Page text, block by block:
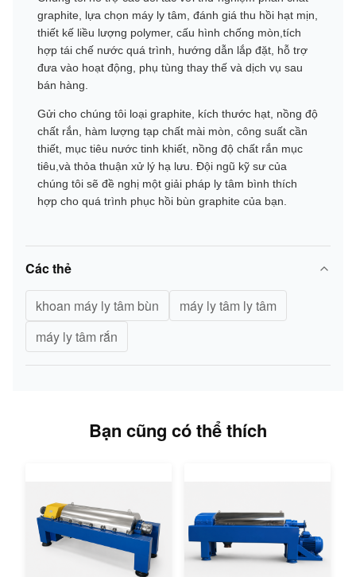
graphite, lựa chọn máy ly tâm, đánh giá thu hồi hạt mịn,
thiết kế liều lượng polymer, cấu hình chống mòn,tích
hợp tái chế nước quá trình, hướng dẫn lắp đặt, hỗ trợ
đưa vào hoạt động, phụ tùng thay thế và dịch vụ sau
bán hàng.
Gửi cho chúng tôi loại graphite, kích thước hạt, nồng độ
chất rắn, hàm lượng tạp chất mài mòn, công suất cần
thiết, mục tiêu nước tinh khiết, nồng độ chất rắn mục
tiêu,và thỏa thuận xử lý hạ lưu. Đội ngũ kỹ sư của
chúng tôi sẽ đề nghị một giải pháp ly tâm bình thích
hợp cho quá trình phục hồi bùn graphite của bạn.
Các thẻ
khoan máy ly tâm bùn
máy ly tâm ly tâm
máy ly tâm rắn
Bạn cũng có thể thích